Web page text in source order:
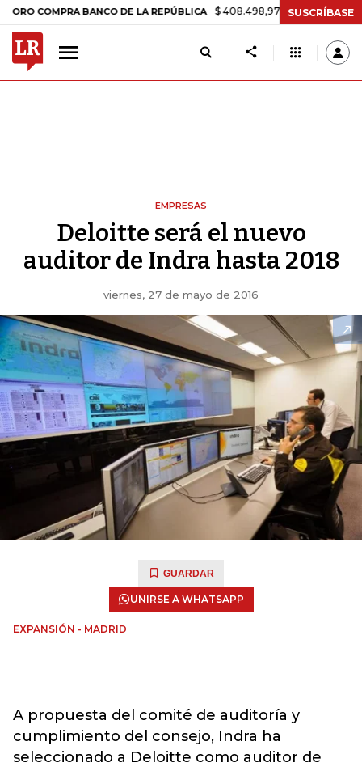
BANCO DE LA REPÚBLICA $ 408.498,97 +$ 8.753,81 +2,19%
SUSCRÍBASE
EMPRESAS
Deloitte será el nuevo
auditor de Indra hasta 2018
viernes, 27 de mayo de 2016
GUARDAR
UNIRSE A WHATSAPP
EXPANSIÓN - MADRID
A propuesta del comité de auditoría y
cumplimiento del consejo, Indra ha
seleccionado a Deloitte como auditor de